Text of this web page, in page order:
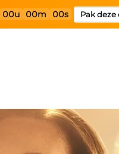
00u 00m 00s Pak deze